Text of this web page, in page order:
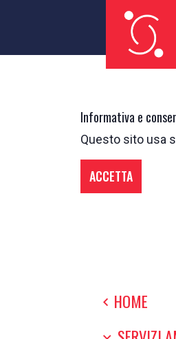
Informativa e
Questo sito usa
ACCETTA
HOME